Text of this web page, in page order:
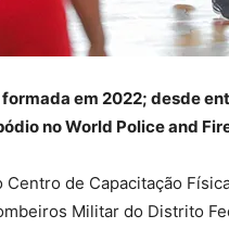
em 2022; desde
no World Police and
de Capacitação
Militar do Distrito